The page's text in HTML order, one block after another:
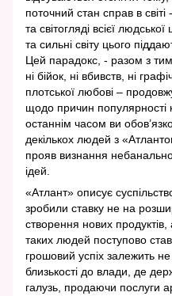
поточний стан справ в
та світогляді всієї людської
та сильні світу цього
Цей парадокс, - разом з
ні бійок, ні вбивств, ні
плотської любові –
щодо причин популярності
останнім часом ви
декількох людей з
прояв визнання
ідей.
«Атлант» описує
зробили ставку не на
створення нових
таких людей поступово
грошовий успіх залежить не
близькості до влади, де
галузь, продаючи послуги